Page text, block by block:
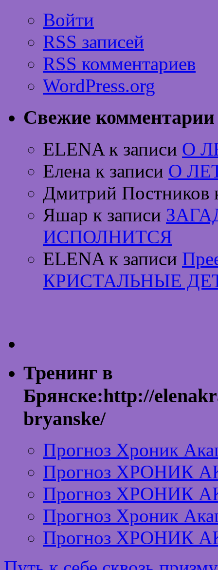
Войти
RSS записей
RSS комментариев
WordPress.org
Свежие комментарии
ELENA к записи О
Елена к записи О
Дмитрий Постников
Яшар к записи
ИСПОЛНИТСЯ
ELENA к записи
КРИСТАЛЬНЫЕ
Тренинг в
Брянске:http://
bryanske/
Прогноз Хроник
Прогноз ХРОНИК
Прогноз ХРОНИК
Прогноз Хроник
Прогноз ХРОНИК